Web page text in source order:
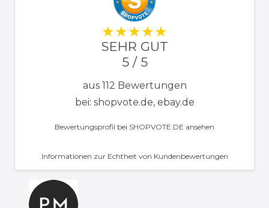
SEHR GUT
5 / 5
aus 112 Bewertungen
bei: shopvote.de, ebay.de
Bewertungsprofil bei SHOPVOTE.DE ansehen
Informationen zur Echtheit von Kundenbewertungen